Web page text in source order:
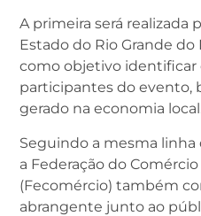
A primeira será realizada
Estado do Rio Grande
como objetivo identificar
participantes do evento,
gerado na economia
Seguindo a mesma linha
a Federação do
(Fecomércio) também
abrangente junto ao